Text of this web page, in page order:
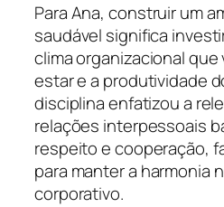
Para Ana, construir um
saudável significa
clima organizacional que
estar e a produtividade
disciplina enfatizou a
relações interpessoais
respeito e cooperação,
para manter a harmonia
corporativo.